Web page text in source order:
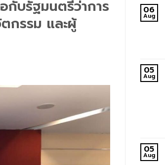
กับรัฐมนตรีว่าการ
กรรม และผู้
06
Aug
05
Aug
05
Aug